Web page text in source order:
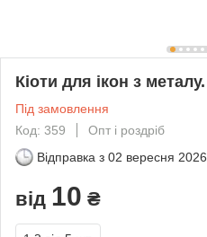
Кіоти для ікон з металу.
Під замовлення
Код: 359
Опт і роздріб
Відправка з 02 вересня 2026
від 10 ₴